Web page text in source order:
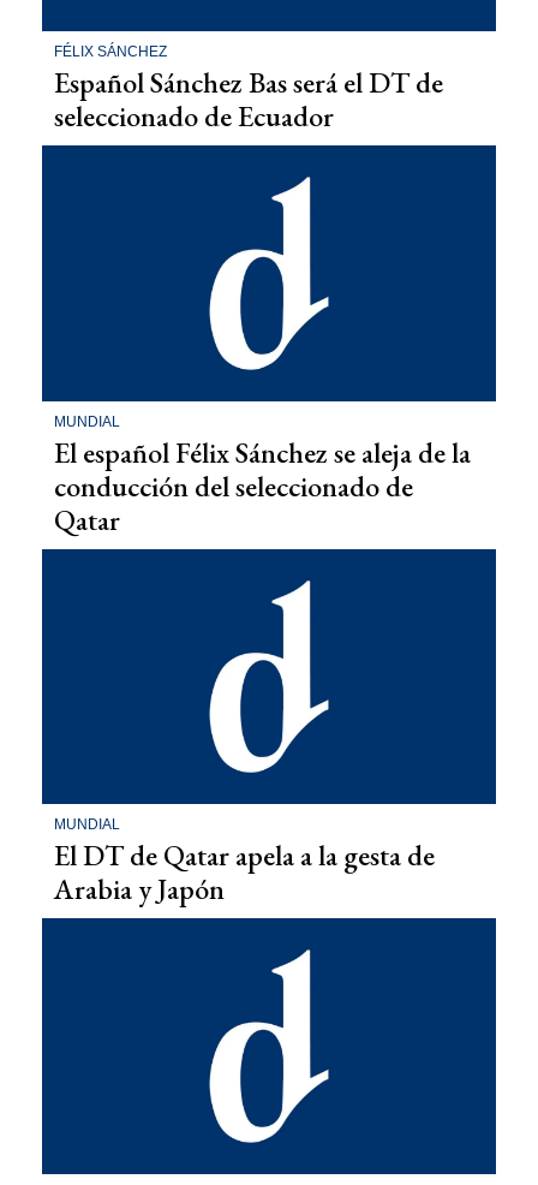
FÉLIX SÁNCHEZ
Español Sánchez Bas será el DT de
seleccionado de Ecuador
MUNDIAL
El español Félix Sánchez se aleja de la
conducción del seleccionado de
Qatar
MUNDIAL
El DT de Qatar apela a la gesta de
Arabia y Japón